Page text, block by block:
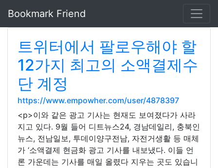
Bookmark Friend
트위터에서 팔로우해야 할
12가지 최고의 소액결제수
단 계정
https://www.empowher.com/user/4878397
<p>이와 같은 광고 기사는 현재도 보여졌다가 사라
지고 있다. 9월 들어 디트뉴스24, 경남데일리, 충북인
뉴스, 전남일보, 투데이양구전남, 자전거생활 등 매체
가 ‘소액결제 현금화 광고 기사를 내보냈다. 이들 언
론 가운데는 기사를 매일 올렸다 지우는 곳도 있습니